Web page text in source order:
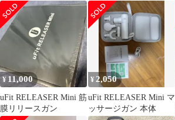
¥ 11,000
uFit RELEASER Mini 筋
膜リリースガン
¥ 2,050
uFit RELEASER Mini マ
ッサージガン 本体